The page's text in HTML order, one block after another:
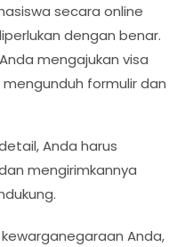
secara online
dengan benar.
mengajukan visa
formulir dan
Anda harus
mengirimkannya
Anda,